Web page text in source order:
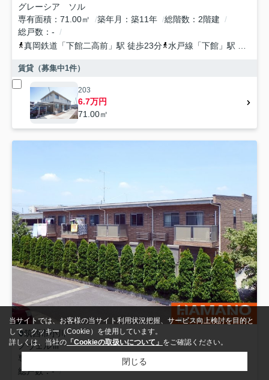
グレーシア ソル
専有面積
71.00㎡ 築年月 築11年 総階数
2階建
総戸数
-
真岡鉄道 「下館二高前 」駅 徒歩23分 水戸線 「下館 」駅 徒歩28分
賃貸（募集中1件）
203
6.7万円
71.00㎡
筑西市小川
ノヴェルⅢ
専有面積
築18年
総戸数
-
当サイトでは、お客様の当サイト利用状況把握、サービス向上検討を目的と
して、クッキー（Cookie）を使用しています。
詳しくは、当社の 「Cookieの取扱いについて」 をご確認ください。
閉じる